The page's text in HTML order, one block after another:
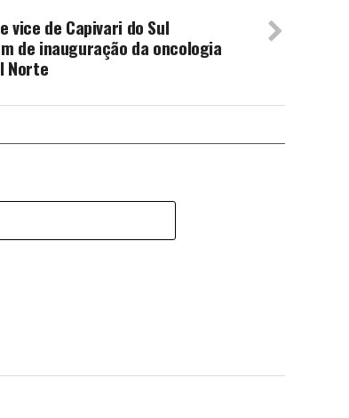
vice de Capivari do Sul
de inauguração da oncologia
Norte